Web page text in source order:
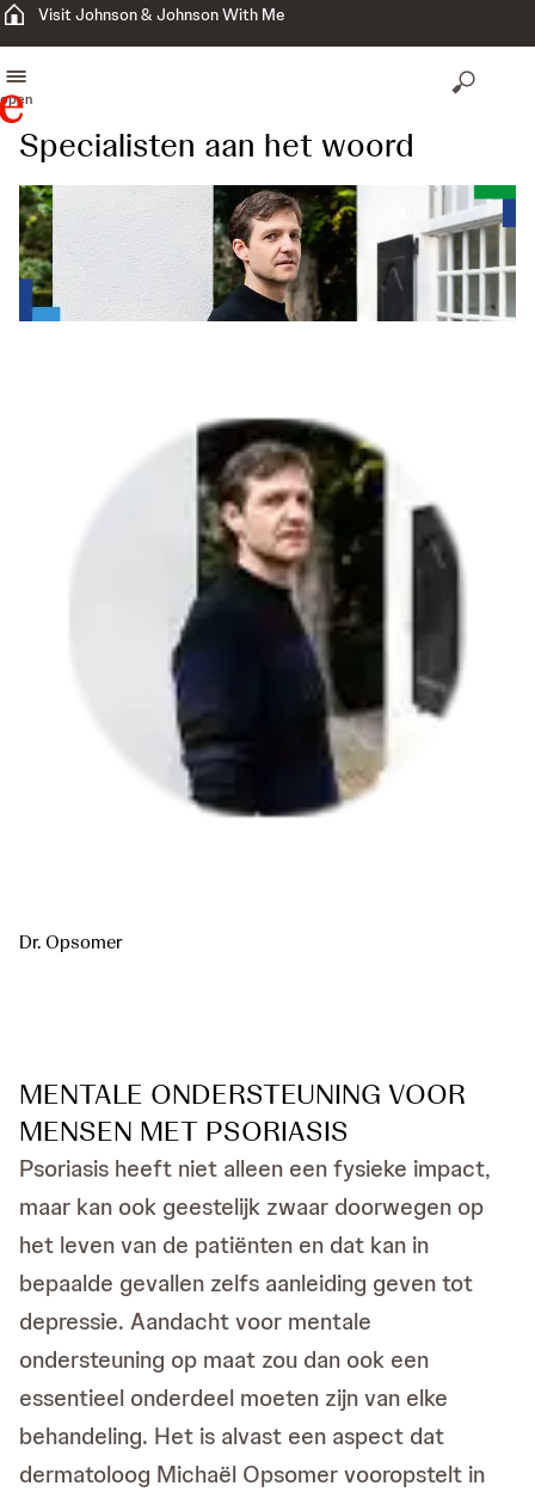
Visit Johnson & Johnson With Me
open
Specialisten aan het woord
Dr. Opsomer
MENTALE ONDERSTEUNING VOOR
MENSEN MET PSORIASIS
Psoriasis heeft niet alleen een fysieke impact,
maar kan ook geestelijk zwaar doorwegen op
het leven van de patiënten en dat kan in
bepaalde gevallen zelfs aanleiding geven tot
depressie. Aandacht voor mentale
ondersteuning op maat zou dan ook een
essentieel onderdeel moeten zijn van elke
behandeling. Het is alvast een aspect dat
dermatoloog Michaël Opsomer vooropstelt in